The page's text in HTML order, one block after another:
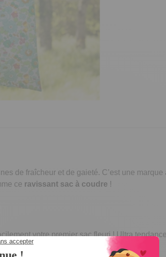
de fraîcheur et de gaieté. C’est une
ce ravissant sac à coudre !
votre premier sac fleuri ! Ultra
fantaisie à votre allure !